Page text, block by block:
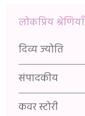
लोकप्रिय श्रेणियाँ
दिव्य ज्योति
संपादकीय
कवर स्टोरी